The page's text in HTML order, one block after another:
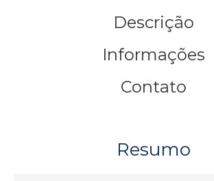
Descrição
Informações
Contato
Resumo